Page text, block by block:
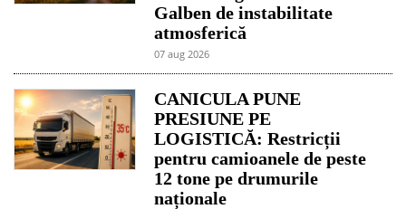
Galben de instabilitate
atmosferică
07 aug 2026
CANICULA PUNE
PRESIUNE PE
LOGISTICĂ: Restricții
pentru camioanele de peste
12 tone pe drumurile
naționale